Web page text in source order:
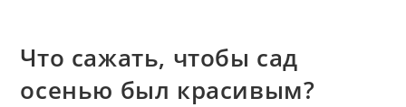
Что сажать, чтобы сад
осенью был красивым?